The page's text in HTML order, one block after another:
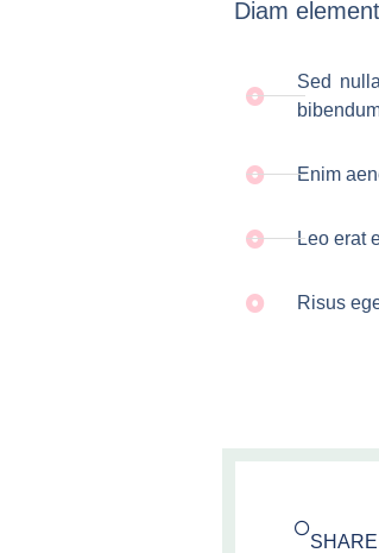
Diam
Sed
Enim
Leo erat
Risus